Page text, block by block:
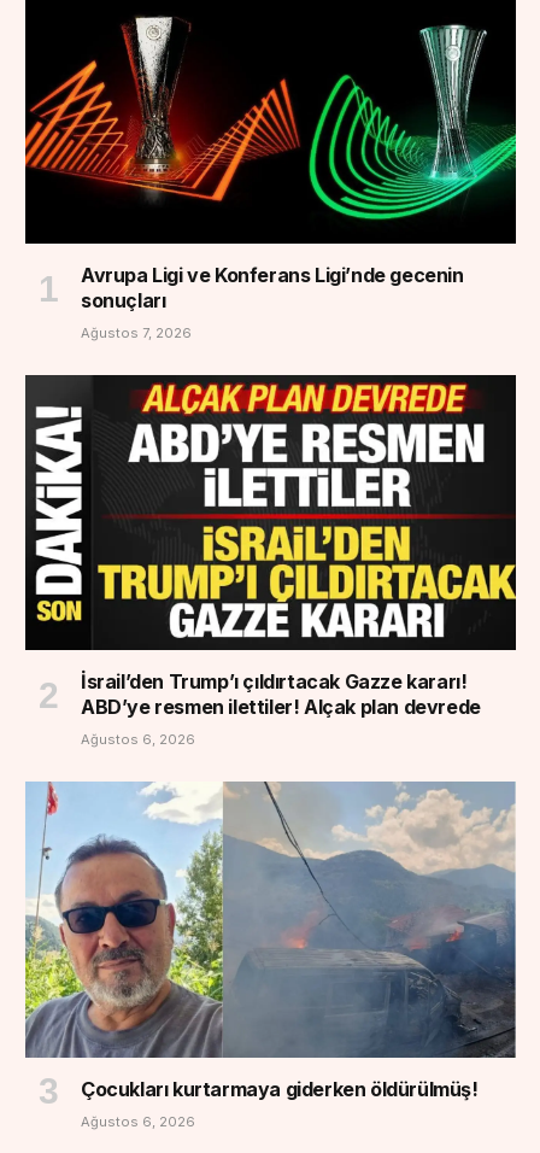
Avrupa Ligi ve Konferans Ligi’nde gecenin
sonuçları
Ağustos 7, 2026
İsrail’den Trump’ı çıldırtacak Gazze kararı!
ABD’ye resmen ilettiler! Alçak plan devrede
Ağustos 6, 2026
Çocukları kurtarmaya giderken öldürülmüş!
Ağustos 6, 2026